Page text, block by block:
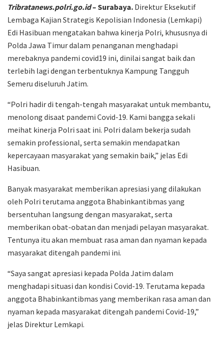
Tribratanews.polri.go.id– Surabaya. Direktur Eksekutif
Lembaga Kajian Strategis Kepolisian Indonesia (Lemkapi)
Edi Hasibuan mengatakan bahwa kinerja Polri, khususnya di
Polda Jawa Timur dalam penanganan menghadapi
merebaknya pandemi covid19 ini, dinilai sangat baik dan
terlebih lagi dengan terbentuknya Kampung Tangguh
Semeru diseluruh Jatim.
“Polri hadir di tengah-tengah masyarakat untuk membantu,
menolong disaat pandemi Covid-19. Kami bangga sekali
meihat kinerja Polri saat ini. Polri dalam bekerja sudah
semakin professional, serta semakin mendapatkan
kepercayaan masyarakat yang semakin baik,” jelas Edi
Hasibuan.
Banyak masyarakat memberikan apresiasi yang dilakukan
oleh Polri terutama anggota Bhabinkantibmas yang
bersentuhan langsung dengan masyarakat, serta
memberikan obat-obatan dan menjadi pelayan masyarakat.
Tentunya itu akan membuat rasa aman dan nyaman kepada
masyarakat ditengah pandemi ini.
“Saya sangat apresiasi kepada Polda Jatim dalam
menghadapi situasi dan kondisi Covid-19. Terutama kepada
anggota Bhabinkantibmas yang memberikan rasa aman dan
nyaman kepada masyarakat ditengah pandemi Covid-19,”
jelas Direktur Lemkapi.